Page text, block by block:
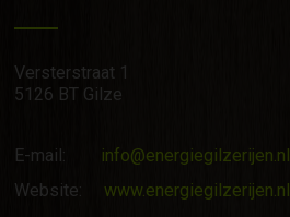
Versterstraat 1
5126 BT Gilze
E-mail:
info@energiegilzerijen.nl
Website:
www.energiegilzerijen.nl